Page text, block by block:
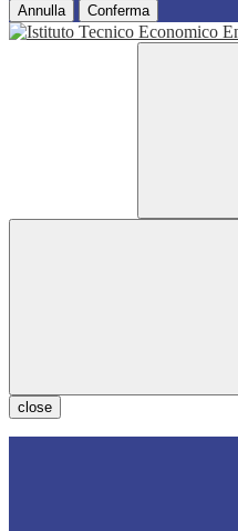
Annulla Conferma
close